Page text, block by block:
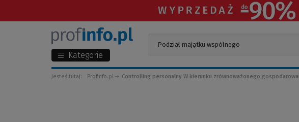
Kategorie
Jesteś tutaj: Profinfo.pl Controlling personalny W kierunku zrównoważonego